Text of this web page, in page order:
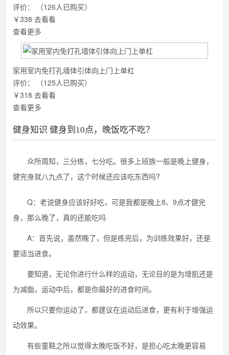
评价：
（126人已购买）
￥338 去看看
查看更多
家用室内免打孔墙体引体向上门上单杠
评价：
（125人已购买）
￥318 去看看
查看更多
健身知识 健身到10点，晚饭吃不吃？
众所周知，三分练，七分吃。很多上班族一般是晚上健身，
健完身就八九点了，这个时候还应该吃东西吗?
Q：老说健身应该好好吃，可是我都是晚上8、9点才健完
身，那么晚了，真的还能吃吗
A：首先说，虽然晚了，但是练完后，为训练效果好，还是
要适当进食。
要知道，无论你进行什么样的运动，无论目的是为增肌还是
为减脂，运动中后，都是你最好的进食时间。
所以只要你运动了，都建议在运动后进食，更有利于增强运
动效果。
有些童鞋之所以觉得太晚吃饭不好，是担心吃太晚更容易